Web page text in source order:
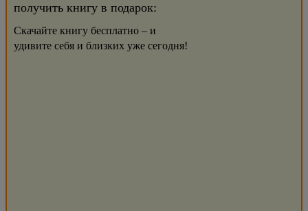
получить книгу в подарок:
Скачайте книгу бесплатно – и
удивите себя и близких уже сегодня!